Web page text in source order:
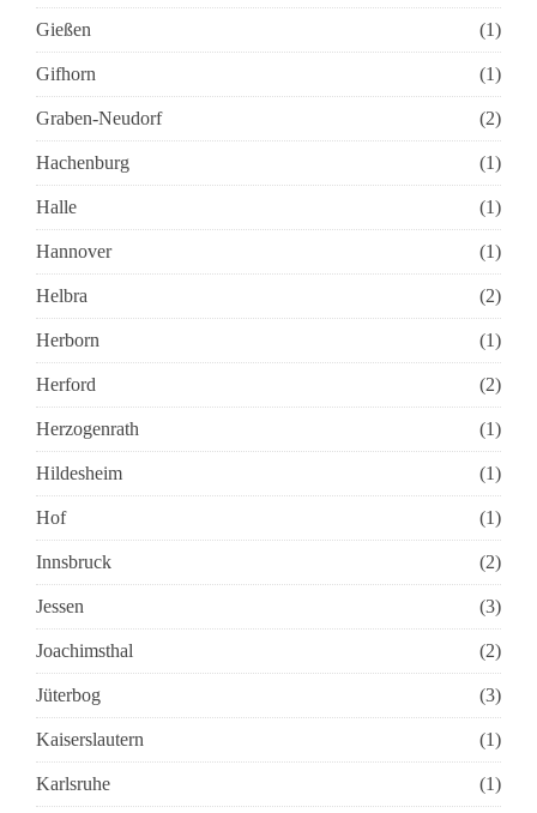
Gießen (1)
Gifhorn (1)
Graben-Neudorf (2)
Hachenburg (1)
Halle (1)
Hannover (1)
Helbra (2)
Herborn (1)
Herford (2)
Herzogenrath (1)
Hildesheim (1)
Hof (1)
Innsbruck (2)
Jessen (3)
Joachimsthal (2)
Jüterbog (3)
Kaiserslautern (1)
Karlsruhe (1)